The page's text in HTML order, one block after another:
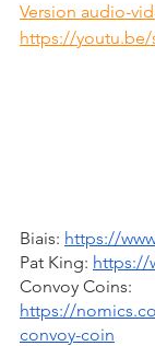
Version audio-
https://youtu.be/
Biais: https://
Pat King: https://
Convoy Coins:
https://
convoy-coin